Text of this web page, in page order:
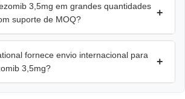
3,5mg em grandes quantidades
suporte de MOQ?
+
fornece envio internacional para
3,5mg?
+